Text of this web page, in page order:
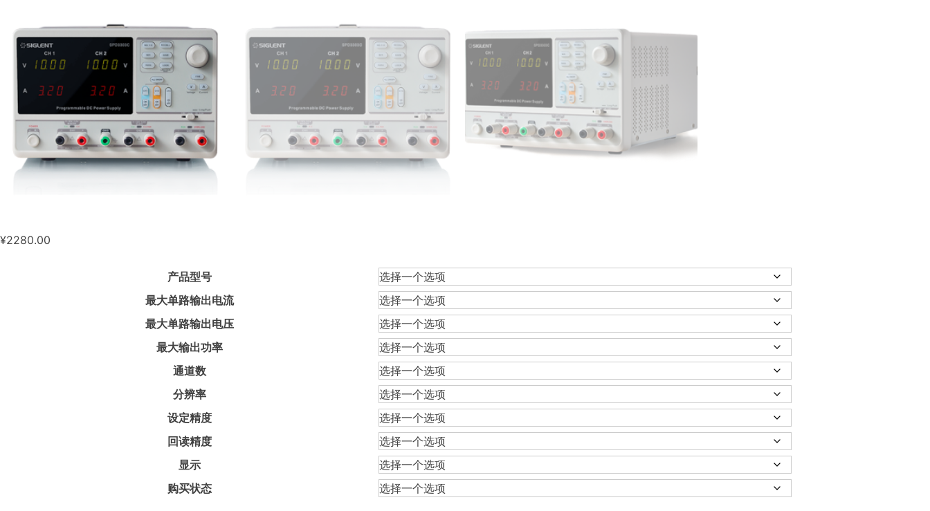
¥2280.00
产品型号
最大单路输出电流
最大单路输出电压
最大输出功率
通道数
分辨率
设定精度
回读精度
显示
购买状态